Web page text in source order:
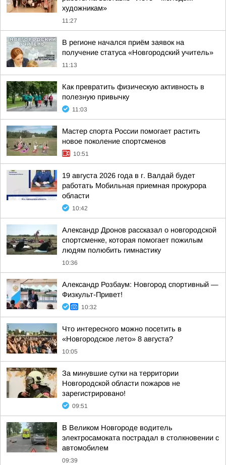
художникам»
11:27
В регионе начался приём заявок на
получение статуса «Новгородский учитель»
11:13
Как превратить физическую активность в
полезную привычку
11:03
Мастер спорта России помогает растить
новое поколение спортсменов
10:51
19 августа 2026 года в г. Валдай будет
работать Мобильная приемная прокурора
области
10:42
Александр Дронов рассказал о новгородской
спортсменке, которая помогает пожилым
людям полюбить гимнастику
10:36
Александр Розбаум: Новгород спортивный —
Физкульт-Привет!
10:32
Что интересного можно посетить в
«Новгородское лето» 8 августа?
10:05
За минувшие сутки на территории
Новгородской области пожаров не
зарегистрировано!
09:51
В Великом Новгороде водитель
электросамоката пострадал в столкновении с
автомобилем
09:39